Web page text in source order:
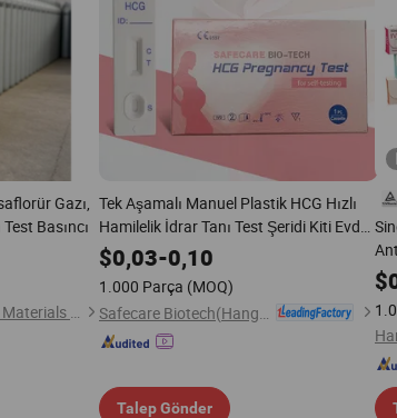
Gazı,
Basıncı
Shanghai Zhongyida New Materials Co., Ltd
Tek Aşamalı Manuel Plastik HCG Hızlı
Hamilelik İdrar Tanı Test Şeridi Kiti Evde
Kullanım için Tıbbi Cihaz Patolojik Analiz
için
$0,03-0,10
1.000 Parça (MOQ)
Talep Gönder
$